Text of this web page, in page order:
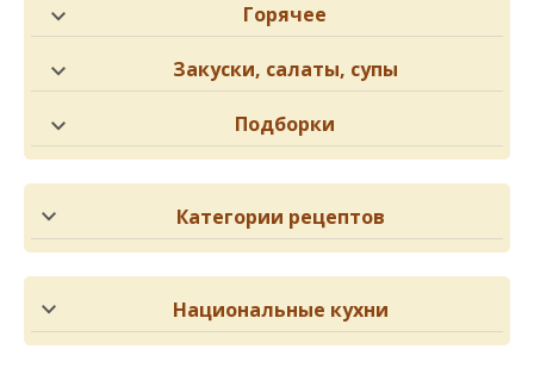
Горячее
Закуски, салаты, супы
Подборки
Категории рецептов
Национальные кухни